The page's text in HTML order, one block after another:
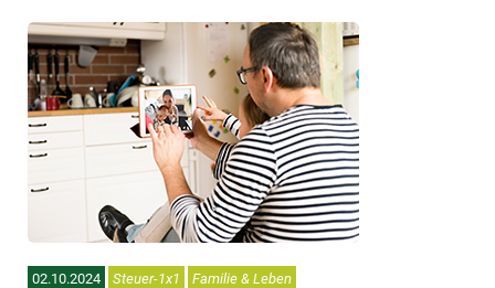
02.10.2024 Steuer-1x1 Familie & Leben